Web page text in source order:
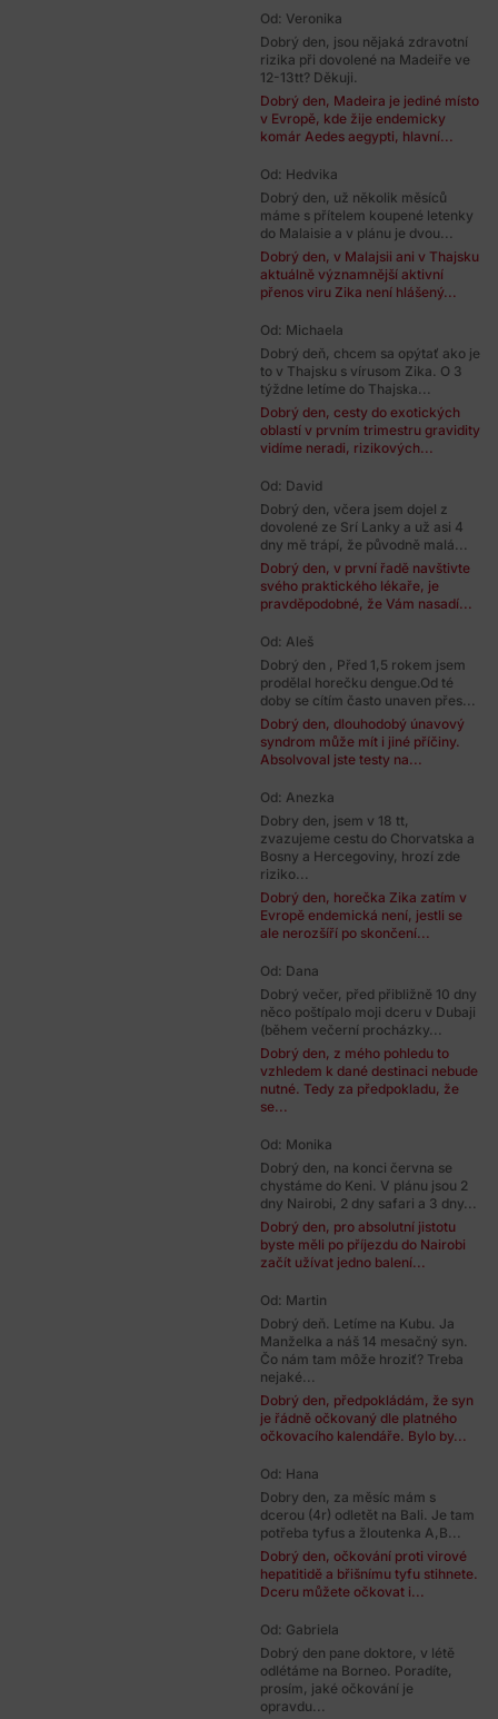
Od: Veronika
Dobrý den, jsou nějaká zdravotní
rizika při dovolené na Madeiře ve
12-13tt? Děkuji.
Dobrý den, Madeira je jediné místo
v Evropě, kde žije endemicky
komár Aedes aegypti, hlavní...
Od: Hedvika
Dobrý den, už několik měsíců
máme s přítelem koupené letenky
do Malaisie a v plánu je dvou...
Dobrý den, v Malajsii ani v Thajsku
aktuálně významnější aktivní
přenos viru Zika není hlášený...
Od: Michaela
Dobrý deň, chcem sa opýtať ako je
to v Thajsku s vírusom Zika. O 3
týždne letíme do Thajska...
Dobrý den, cesty do exotických
oblastí v prvním trimestru gravidity
vidíme neradi, rizikových...
Od: David
Dobrý den, včera jsem dojel z
dovolené ze Srí Lanky a už asi 4
dny mě trápí, že původně malá...
Dobrý den, v první řadě navštivte
svého praktického lékaře, je
pravděpodobné, že Vám nasadí...
Od: Aleš
Dobrý den , Před 1,5 rokem jsem
prodělal horečku dengue.Od té
doby se cítím často unaven přes...
Dobrý den, dlouhodobý únavový
syndrom může mít i jiné příčiny.
Absolvoval jste testy na...
Od: Anezka
Dobry den, jsem v 18 tt,
zvazujeme cestu do Chorvatska a
Bosny a Hercegoviny, hrozí zde
riziko...
Dobrý den, horečka Zika zatím v
Evropě endemická není, jestli se
ale nerozšíří po skončení...
Od: Dana
Dobrý večer, před přibližně 10 dny
něco poštípalo moji dceru v Dubaji
(během večerní procházky...
Dobrý den, z mého pohledu to
vzhledem k dané destinaci nebude
nutné. Tedy za předpokladu, že
se...
Od: Monika
Dobrý den, na konci června se
chystáme do Keni. V plánu jsou 2
dny Nairobi, 2 dny safari a 3 dny...
Dobrý den, pro absolutní jistotu
byste měli po příjezdu do Nairobi
začít užívat jedno balení...
Od: Martin
Dobrý deň. Letíme na Kubu. Ja
Manželka a náš 14 mesačný syn.
Čo nám tam môže hroziť? Treba
nejaké...
Dobrý den, předpokládám, že syn
je řádně očkovaný dle platného
očkovacího kalendáře. Bylo by...
Od: Hana
Dobry den, za měsíc mám s
dcerou (4r) odletět na Bali. Je tam
potřeba tyfus a žloutenka A,B...
Dobrý den, očkování proti virové
hepatitidě a břišnímu tyfu stihnete.
Dceru můžete očkovat i...
Od: Gabriela
Dobrý den pane doktore, v létě
odlétáme na Borneo. Poradíte,
prosím, jaké očkování je
opravdu...